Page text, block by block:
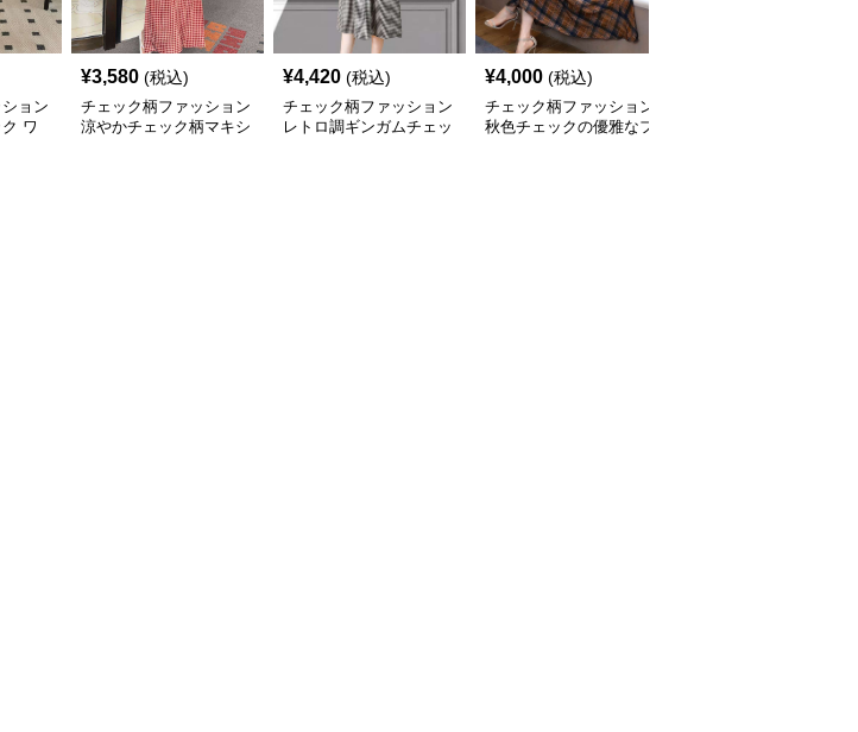
ョン
ワ
¥3,580 (税込)
チェック柄ファッション
涼やかチェック柄マキシ
¥4,420 (税込)
チェック柄ファッション
レトロ調ギンガムチェッ
¥4,000 (税込)
チェック柄ファッション
秋色チェックの優雅なフ